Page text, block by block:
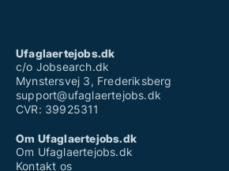
Ufaglært operatør job
Ufaglært stilladsarbejder løn
Vikarbureau ufaglært aalborg
Ufaglaertejobs.dk
c/o Jobsearch.dk
Mynstersvej 3, Frederiksberg
support@ufaglaertejobs.dk
CVR: 39925311
Om Ufaglaertejobs.dk
Om Ufaglaertejobs.dk
Kontakt os